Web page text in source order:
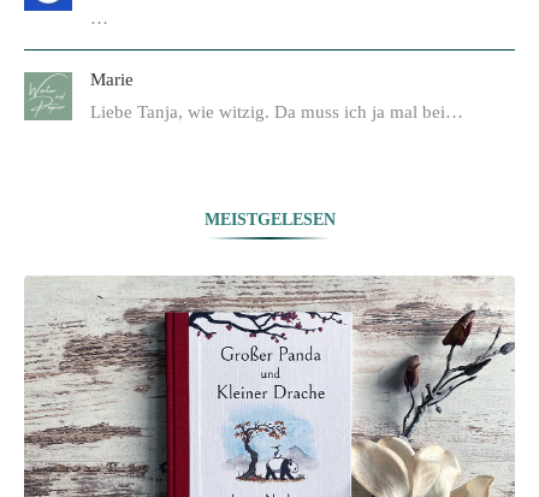
…
Marie
Liebe Tanja, wie witzig. Da muss ich ja mal bei…
MEISTGELESEN